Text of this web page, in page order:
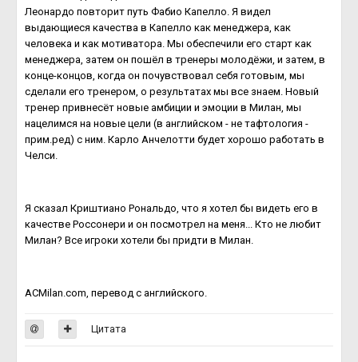
Леонардо повторит путь Фабио Капелло. Я видел
выдающиеся качества в Капелло как менеджера, как
человека и как мотиватора. Мы обеспечили его старт как
менеджера, затем он пошёл в тренеры молодёжи, и затем, в
конце-концов, когда он почувствовал себя готовым, мы
сделали его тренером, о результатах мы все знаем. Новый
тренер привнесёт новые амбиции и эмоции в Милан, мы
нацелимся на новые цели (в английском - не тафтология -
прим.ред) с ним. Карло Анчелотти будет хорошо работать в
Челси.
Я сказал Криштиано Рональдо, что я хотел бы видеть его в
качестве Россонери и он посмотрел на меня... Кто не любит
Милан? Все игроки хотели бы придти в Милан.
АСMilan.com, перевод с английского.
Цитата